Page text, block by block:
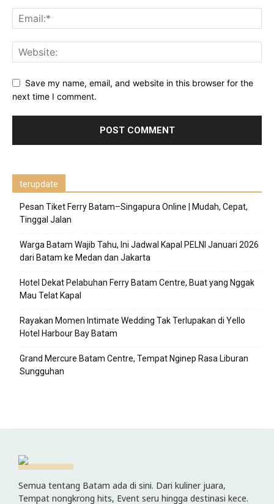
Save my name, email, and website in this browser for the
next time I comment.
terupdate
Pesan Tiket Ferry Batam–Singapura Online | Mudah, Cepat,
Tinggal Jalan
Warga Batam Wajib Tahu, Ini Jadwal Kapal PELNI Januari 2026
dari Batam ke Medan dan Jakarta
Hotel Dekat Pelabuhan Ferry Batam Centre, Buat yang Nggak
Mau Telat Kapal
Rayakan Momen Intimate Wedding Tak Terlupakan di Yello
Hotel Harbour Bay Batam
Grand Mercure Batam Centre, Tempat Nginep Rasa Liburan
Sungguhan
Semua tentang Batam ada di sini. Dari kuliner juara,
Tempat nongkrong hits, Event seru hingga destinasi kece.